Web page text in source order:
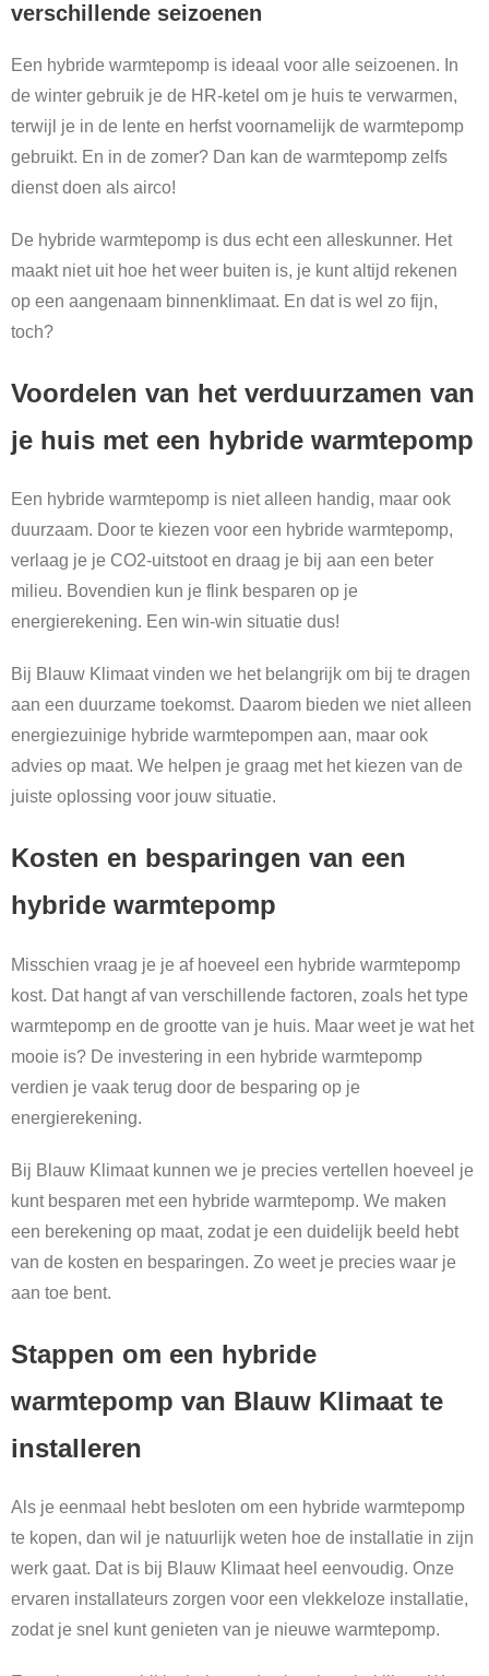
verschillende seizoenen
Een hybride warmtepomp is ideaal voor alle seizoenen. In
de winter gebruik je de HR-ketel om je huis te verwarmen,
terwijl je in de lente en herfst voornamelijk de warmtepomp
gebruikt. En in de zomer? Dan kan de warmtepomp zelfs
dienst doen als airco!
De hybride warmtepomp is dus echt een alleskunner. Het
maakt niet uit hoe het weer buiten is, je kunt altijd rekenen
op een aangenaam binnenklimaat. En dat is wel zo fijn,
toch?
Voordelen van het verduurzamen van
je huis met een hybride warmtepomp
Een hybride warmtepomp is niet alleen handig, maar ook
duurzaam. Door te kiezen voor een hybride warmtepomp,
verlaag je je CO2-uitstoot en draag je bij aan een beter
milieu. Bovendien kun je flink besparen op je
energierekening. Een win-win situatie dus!
Bij Blauw Klimaat vinden we het belangrijk om bij te dragen
aan een duurzame toekomst. Daarom bieden we niet alleen
energiezuinige hybride warmtepompen aan, maar ook
advies op maat. We helpen je graag met het kiezen van de
juiste oplossing voor jouw situatie.
Kosten en besparingen van een
hybride warmtepomp
Misschien vraag je je af hoeveel een hybride warmtepomp
kost. Dat hangt af van verschillende factoren, zoals het type
warmtepomp en de grootte van je huis. Maar weet je wat het
mooie is? De investering in een hybride warmtepomp
verdien je vaak terug door de besparing op je
energierekening.
Bij Blauw Klimaat kunnen we je precies vertellen hoeveel je
kunt besparen met een hybride warmtepomp. We maken
een berekening op maat, zodat je een duidelijk beeld hebt
van de kosten en besparingen. Zo weet je precies waar je
aan toe bent.
Stappen om een hybride
warmtepomp van Blauw Klimaat te
installeren
Als je eenmaal hebt besloten om een hybride warmtepomp
te kopen, dan wil je natuurlijk weten hoe de installatie in zijn
werk gaat. Dat is bij Blauw Klimaat heel eenvoudig. Onze
ervaren installateurs zorgen voor een vlekkeloze installatie,
zodat je snel kunt genieten van je nieuwe warmtepomp.